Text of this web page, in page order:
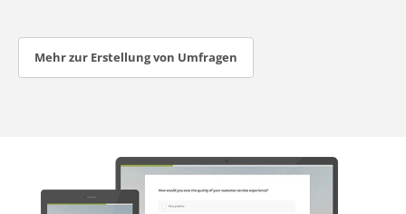
Mehr zur Erstellung von Umfragen